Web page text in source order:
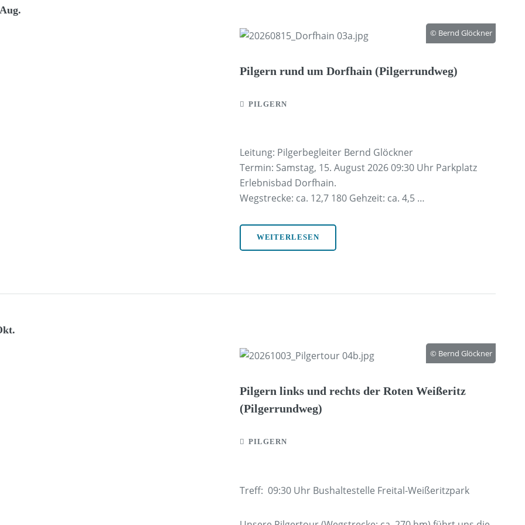
© Bernd Glöckner
Pilgern rund um Dorfhain (Pilgerrundweg)
PILGERN
Leitung: Pilgerbegleiter Bernd Glöckner
Termin: Samstag, 15. August 2026 09:30 Uhr Parkplatz
Erlebnisbad Dorfhain.
Wegstrecke: ca. 12,7 180 Gehzeit: ca. 4,5 …
WEITERLESEN
© Bernd Glöckner
Pilgern links und rechts der Roten Weißeritz
(Pilgerrundweg)
PILGERN
Treff: 09:30 Uhr Bushaltestelle Freital-Weißeritzpark